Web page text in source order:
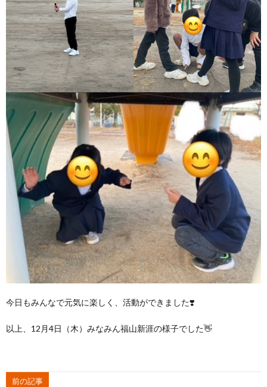
今日もみんなで元気に楽しく、活動ができました❣️
以上、12月4日（木）みなみん福山新涯の様子でした👋
前の記事